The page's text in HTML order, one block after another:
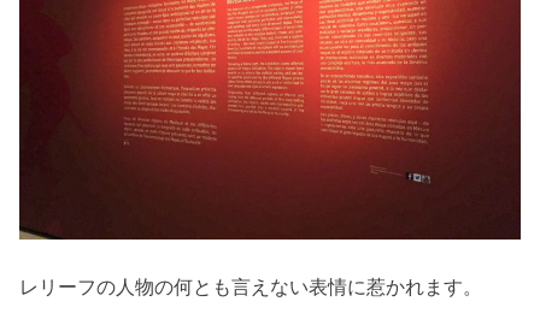
レリーフの人物の何とも言えない表情に惹かれます。